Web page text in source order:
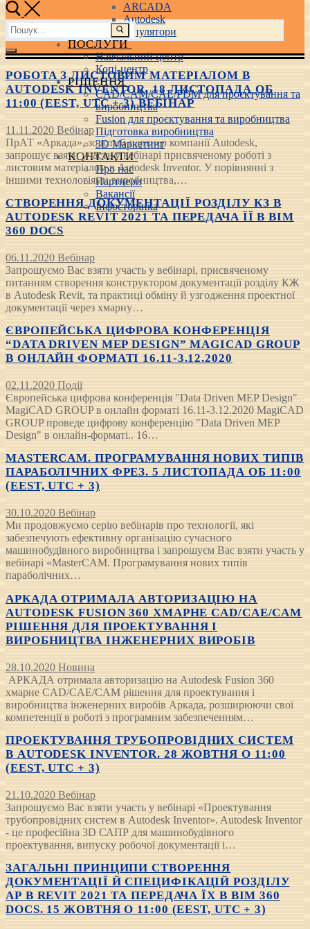
ARCADA
Autodesk
3D маніпулятори
ПОСЛУГИ
Навчальний центр
Копі-центр
РІШЕННЯ
CAD/CAM/CAE/PDM для проєктування та
виробництва
Fusion для проєктування та виробництва
Підготовка виробництва
3D Маркетинг
КОНТАКТИ
Про нас
Партнери
Вакансії
Інфосторінка
Пошук:
РОБОТА З ЛИСТОВИМ МАТЕРІАЛОМ В
AUTODESK INVENTOR. 18 ЛИСТОПАДА ОБ
11:00 (EEST, UTC + 3) ВЕБІНАР
11.11.2020 Вебінар
ПрАТ «Аркада», золотий партнер компанії Autodesk,
запрошує взяти участь у вебінарі присвяченому роботі з
листовим матеріалом в Autodesk Inventor. У порівнянні з
іншими технологіями виробництва,…
СТВОРЕННЯ ДОКУМЕНТАЦІЇ РОЗДІЛУ КЗ В
AUTODESK REVIT 2021 ТА ПЕРЕДАЧА ЇЇ В BIM
360 DOCS
06.11.2020 Вебінар
Запрошуємо Вас взяти участь у вебінарі, присвяченому
питанням створення конструктором документації розділу КЖ
в Autodesk Revit, та практиці обміну й узгодження проектної
документації через хмарну…
ЄВРОПЕЙСЬКА ЦИФРОВА КОНФЕРЕНЦІЯ
“DATA DRIVEN MEP DESIGN” MAGICAD GROUP
В ОНЛАЙН ФОРМАТІ 16.11-3.12.2020
02.11.2020 Події
Європейська цифрова конференція "Data Driven MEP Design"
MagiCAD GROUP в онлайн форматі 16.11-3.12.2020 MagiCAD
GROUP проведе цифрову конференцію "Data Driven MEP
Design" в онлайн-форматі.. 16…
MASTERCAM. ПРОГРАМУВАННЯ НОВИХ ТИПІВ
ПАРАБОЛІЧНИХ ФРЕЗ. 5 ЛИСТОПАДА ОБ 11:00
(EEST, UTC + 3)
30.10.2020 Вебінар
Ми продовжуємо серію вебінарів про технології, які
забезпечують ефективну організацію сучасного
машинобудівного виробництва і запрошуєм Вас взяти участь у
вебінарі «MasterCAM. Програмування нових типів
параболічних…
АРКАДА ОТРИМАЛА АВТОРИЗАЦІЮ НА
AUTODESK FUSION 360 ХМАРНЕ CAD/CAE/CAM
РІШЕННЯ ДЛЯ ПРОЕКТУВАННЯ І
ВИРОБНИЦТВА ІНЖЕНЕРНИХ ВИРОБІВ
28.10.2020 Новина
АРКАДА отримала авторизацію на Autodesk Fusion 360
хмарне CAD/CAE/CAM рішення для проектування і
виробництва інженерних виробів Аркада, розширюючи свої
компетенції в роботі з програмним забезпеченням…
ПРОЕКТУВАННЯ ТРУБОПРОВІДНИХ СИСТЕМ
В AUTODESK INVENTOR. 28 ЖОВТНЯ О 11:00
(EEST, UTC + 3)
21.10.2020 Вебінар
Запрошуємо Вас взяти участь у вебінарі «Проектування
трубопровідних систем в Autodesk Inventor». Autodesk Inventor
- це професійна 3D САПР для машинобудівного
проектування, випуску робочої документації і…
ЗАГАЛЬНІ ПРИНЦИПИ СТВОРЕННЯ
ДОКУМЕНТАЦІЇ Й СПЕЦИФІКАЦІЙ РОЗДІЛУ
АР В REVIT 2021 ТА ПЕРЕДАЧА ЇХ В BIM 360
DOCS. 15 ЖОВТНЯ О 11:00 (EEST, UTC + 3)